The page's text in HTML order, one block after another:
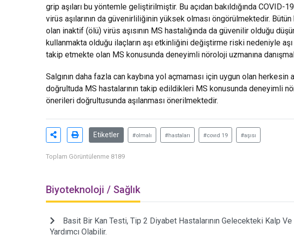
grip aşıları bu yöntemle geliştirilmiştir. Bu açıdan bakıldığında
virüs aşılarının da güvenirliliğinin yüksek olması öngörülmektedir.
olan inaktif (ölü) virüs aşısının MS hastalığında da güvenilir olduğu
kullanmakta olduğu ilaçların aşı etkinliğini değiştirme riski nedeniyle
takip etmekte olan MS konusunda deneyimli nöroloji uzmanına
Salgının daha fazla can kaybına yol açmaması için uygun olan herkesin
doğrultuda MS hastalarının takip edildikleri MS konusunda deneyimli
önerileri doğrultusunda aşılanması önerilmektedir.
Etiketler #olmalı #hastaları #covıd 19 #aşısı
Toplam Görüntülenme 8189
Biyoteknoloji / Sağlık
Basit Bir Kan Testi, Tip 2 Diyabet Hastalarının Gelecekteki Kalp
Yardımcı Olabilir.